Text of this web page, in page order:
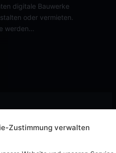
Zustimmung verwalten
digitale Bauwerke
oder vermieten.
werden…